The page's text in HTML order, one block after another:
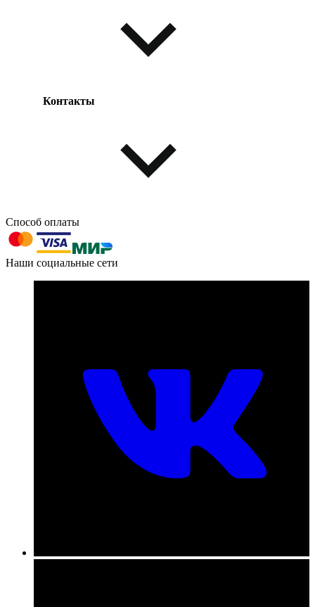
Таблица размеров
Контакты
603004, г. Нижний Новгород, проспект Ленина, д. 95
Номер телефона для связи:
+7 (831) 290-86-98
Способ оплаты
Наши социальные сети